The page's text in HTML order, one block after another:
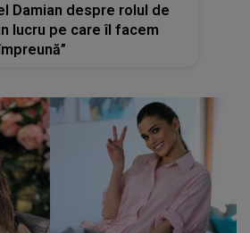
Damian despre rolul de
lucru pe care îl facem